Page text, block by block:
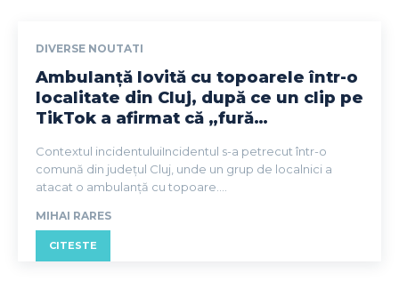
DIVERSE NOUTATI
Ambulanță lovită cu topoarele într-o
localitate din Cluj, după ce un clip pe
TikTok a afirmat că „fură…
Contextul incidentuluiIncidentul s-a petrecut într-o
comună din județul Cluj, unde un grup de localnici a
atacat o ambulanță cu topoare....
MIHAI RARES
CITESTE